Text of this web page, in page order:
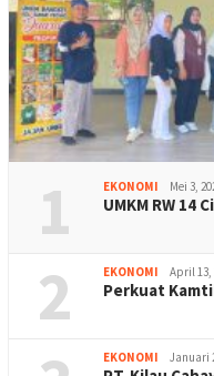
1 EKONOMI Mei 3,
UMKM RW
2 EKONOMI April 13,
Perkuat
EKONOMI Januari